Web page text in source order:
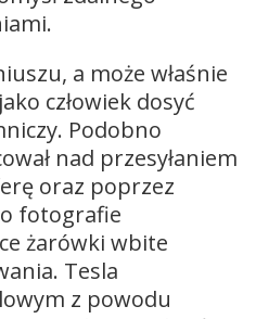
a może właśnie
człowiek dosyć
Podobno
nad przesyłaniem
oraz poprzez
fotografie
żarówki wbite
Tesla
z powodu